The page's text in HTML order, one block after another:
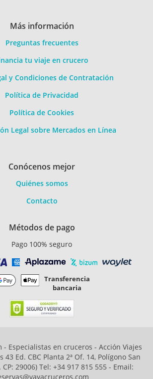
Más información
Preguntas frecuentes
tu viaje en crucero
y Condiciones de Contratación
Política de Privacidad
Política de Cookies
Legal sobre Mercados en Línea
Conócenos mejor
Quiénes somos
Contacto
Métodos de pago
Pago 100% seguro
Transferencia
bancaria
- Especialistas en cruceros - Acción Viajes
43 Ed. CBC Planta 2ª Of. 14, Polígono San
29006) Tel: +34 917 815 555 - Email: